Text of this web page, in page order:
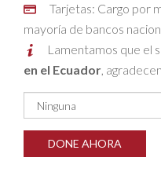
Tarjetas: Cargo por
mayoría de bancos
Lamentamos que el
en el Ecuador,
DONE AHORA